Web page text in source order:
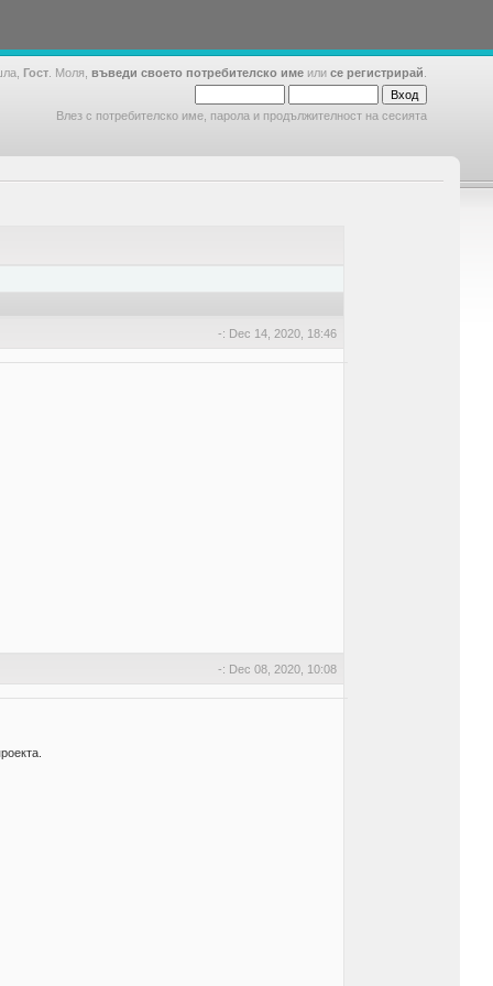
Гост . Моля, въведи своето потребителско име или се регистрирай
Влез с потребителско име, парола и продължителност на сесията
-: Dec 14, 2020, 18:46
-: Dec 08, 2020, 10:08